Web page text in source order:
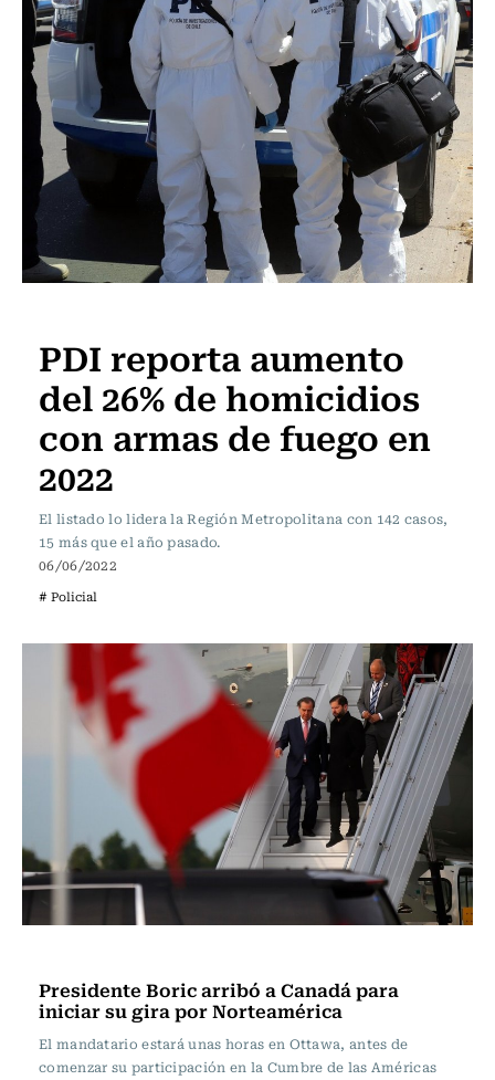
PDI reporta aumento
del 26% de homicidios
con armas de fuego en
2022
El listado lo lidera la Región Metropolitana con 142 casos,
15 más que el año pasado.
06/06/2022
# Policial
Presidente Boric arribó a Canadá para
iniciar su gira por Norteamérica
El mandatario estará unas horas en Ottawa, antes de
comenzar su participación en la Cumbre de las Américas